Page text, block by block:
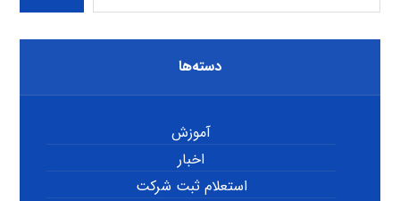
دسته‌ها
آموزش
اخبار
استعلام ثبت شرکت